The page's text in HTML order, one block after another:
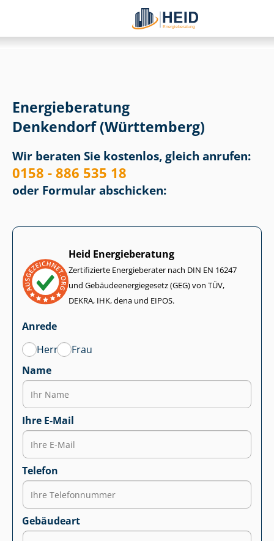
Energieberatung
Denkendorf (Württemberg)
Wir beraten Sie kostenlos, gleich anrufen:
0158 - 886 535 18
oder Formular abschicken:
Heid Energieberatung
Zertifizierte Energieberater nach DIN EN 16247
und Ge­bäu­de­en­er­gie­ge­setz (GEG) von TÜV,
DEKRA, IHK, dena und EIPOS.
Anrede
Herr
Frau
Name
Ihre E-Mail
Telefon
Gebäudeart